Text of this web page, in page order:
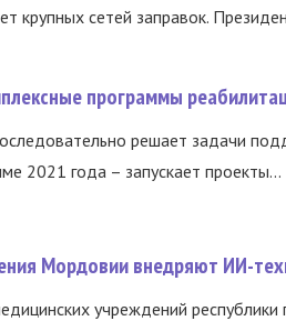
крупных сетей заправок.
программы
решает задачи
2021 года – запускает проекты...
Мордовии внедряют ИИ-
учреждений